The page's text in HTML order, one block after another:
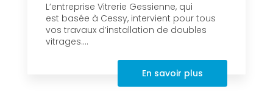
L’entreprise Vitrerie Gessienne, qui
est basée à Cessy, intervient pour tous
vos travaux d’installation de doubles
vitrages....
En savoir plus